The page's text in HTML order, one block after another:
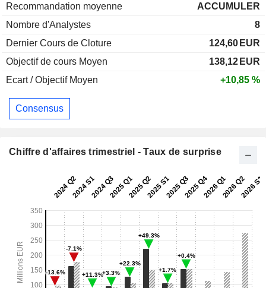
Recommandation moyenne
ACCUMULER
Nombre d'Analystes
8
Dernier Cours de Cloture
124,60 EUR
Objectif de cours Moyen
138,12 EUR
Ecart / Objectif Moyen
+10,85 %
Consensus
Chiffre d'affaires trimestriel - Taux de surprise